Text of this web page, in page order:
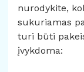
nurodykite,
sukuriamas
turi būti
įvykdoma: